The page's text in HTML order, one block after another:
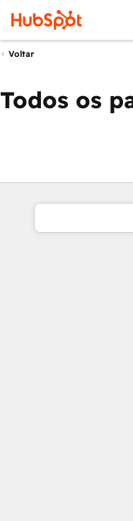
Voltar
Todos os